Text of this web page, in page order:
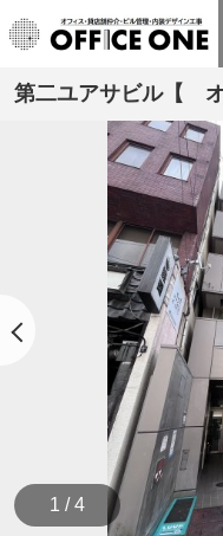
第二ユアサビル【
1 / 4